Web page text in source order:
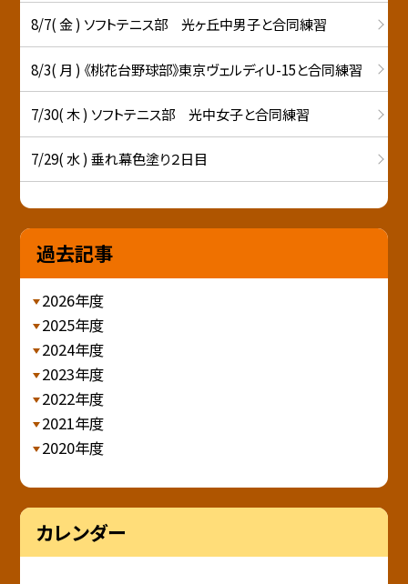
8/7( 金 ) ソフトテニス部 光ヶ丘中男子と合同練習
8/3( 月 ) 《桃花台野球部》東京ヴェルディU-15と合同練習
7/30( 木 ) ソフトテニス部 光中女子と合同練習
7/29( 水 ) 垂れ幕色塗り２日目
過去記事
2026年度
2025年度
2024年度
2023年度
2022年度
2021年度
2020年度
カレンダー